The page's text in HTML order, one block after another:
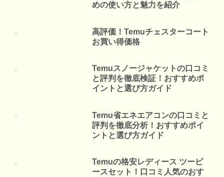
めの使い方と魅力を紹介
高評価！Temuチェスターコート
お買い得価格
Temuスノージャケットの口コミ
と評判を徹底検証！おすすめポ
イントと選び方ガイド
Temu省エネエアコンの口コミと
評判を徹底分析！おすすめポイ
ントと選び方ガイド
Temuの格安レディース ツーピ
ースセット！口コミ人気のおす